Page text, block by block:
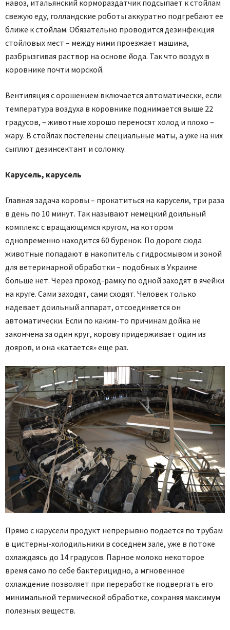
навоз, итальянский кормораздатчик подсыпает к стойлам
свежую еду, голландские роботы аккуратно подгребают ее
ближе к стойлам. Обязательно проводится дезинфекция
стойловых мест – между ними проезжает машина,
разбрызгивая раствор на основе йода. Так что воздух в
коровнике почти морской.
Вентиляция с орошением включается автоматически, если
температура воздуха в коровнике поднимается выше 22
градусов, – животные хорошо переносят холод и плохо –
жару. В стойлах постелены специальные маты, а уже на них
сыплют дезинсектант и соломку.
Карусель, карусель
Главная задача коровы – прокатиться на карусели, три раза
в день по 10 минут. Так называют немецкий доильный
комплекс с вращающимся кругом, на котором
одновременно находится 60 буренок. По дороге сюда
животные попадают в накопитель с гидро­смывом и зоной
для ветеринарной обработки – подобных в Украине
больше нет. Через проход-рамку по одной заходят в ячейки
на круге. Сами заходят, сами сходят. Человек только
надевает доильный аппарат, отсоединяется он
автоматически. Если по каким-то причинам дойка не
закончена за один круг, корову придерживает один из
дояров, и она «катается» еще раз.
Прямо с карусели продукт непрерывно подается по трубам
в цистерны-холодильники в соседнем зале, уже в потоке
охлаждаясь до 14 градусов. Парное молоко некоторое
время само по себе бактерицидно, а мгновенное
охлаждение позволяет при переработке подвергать его
минимальной термической обработке, сохраняя максимум
полезных веществ.